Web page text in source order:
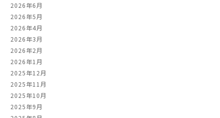
2026年6月
2026年5月
2026年4月
2026年3月
2026年2月
2026年1月
2025年12月
2025年11月
2025年10月
2025年9月